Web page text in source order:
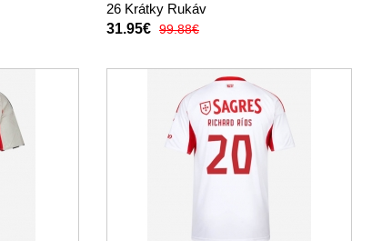
26 Krátky Rukáv
31.95€ 99.88€